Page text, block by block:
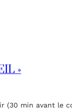
»
(30 min avant le